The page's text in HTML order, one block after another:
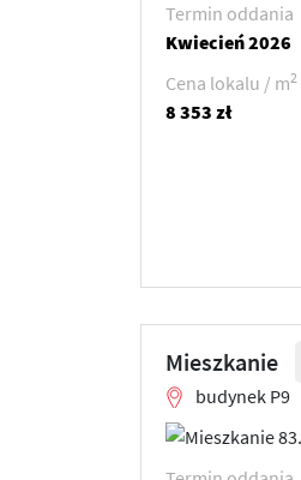
Termin oddania
Kwiecień 2026
Cena lokalu / m2
8 353 zł
Mieszkanie
budynek P9